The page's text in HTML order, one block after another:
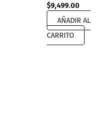
$9,499.00
AÑADIR AL
CARRITO